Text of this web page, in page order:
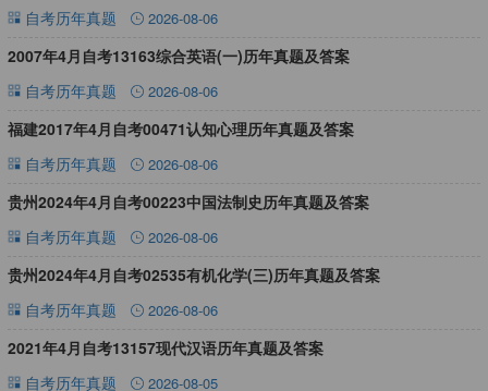
自考历年真题
2026-08-06
2007年4月自考13163综合英语(一)历年真题及答案
自考历年真题
2026-08-06
福建2017年4月自考00471认知心理历年真题及答案
自考历年真题
2026-08-06
贵州2024年4月自考00223中国法制史历年真题及答案
自考历年真题
2026-08-06
贵州2024年4月自考02535有机化学(三)历年真题及答案
自考历年真题
2026-08-06
2021年4月自考13157现代汉语历年真题及答案
自考历年真题
2026-08-05